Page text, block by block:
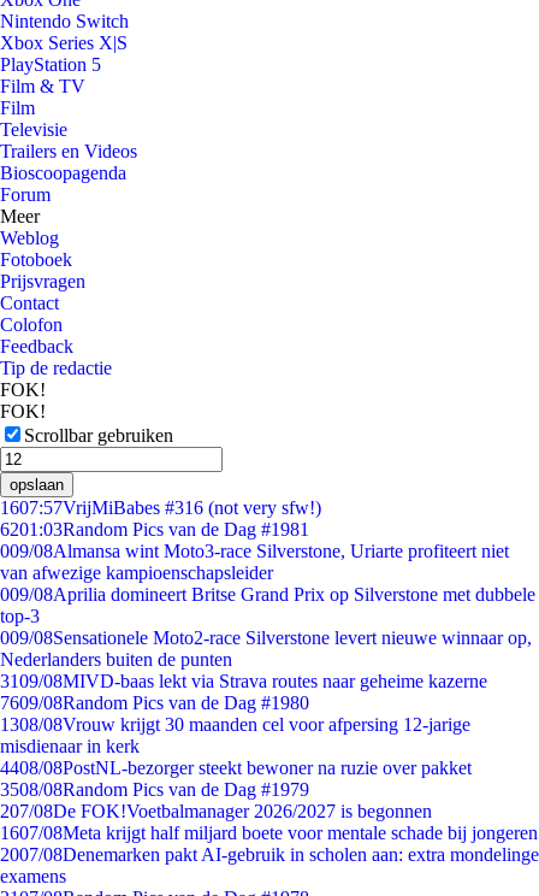
Nintendo Switch
Xbox Series X|S
PlayStation 5
Film & TV
Film
Televisie
Trailers en Videos
Bioscoopagenda
Forum
Meer
Weblog
Fotoboek
Prijsvragen
Contact
Colofon
Feedback
Tip de redactie
FOK!
FOK!
Scrollbar gebruiken
opslaan
1607:57VrijMiBabes #316 (not very sfw!)
6201:03Random Pics van de Dag #1981
009/08Almansa wint Moto3-race Silverstone, Uriarte profiteert niet
van afwezige kampioenschapsleider
009/08Aprilia domineert Britse Grand Prix op Silverstone met dubbele
top-3
009/08Sensationele Moto2-race Silverstone levert nieuwe winnaar op,
Nederlanders buiten de punten
3109/08MIVD-baas lekt via Strava routes naar geheime kazerne
7609/08Random Pics van de Dag #1980
1308/08Vrouw krijgt 30 maanden cel voor afpersing 12-jarige
misdienaar in kerk
4408/08PostNL-bezorger steekt bewoner na ruzie over pakket
3508/08Random Pics van de Dag #1979
207/08De FOK!Voetbalmanager 2026/2027 is begonnen
1607/08Meta krijgt half miljard boete voor mentale schade bij jongeren
2007/08Denemarken pakt AI-gebruik in scholen aan: extra mondelinge
examens